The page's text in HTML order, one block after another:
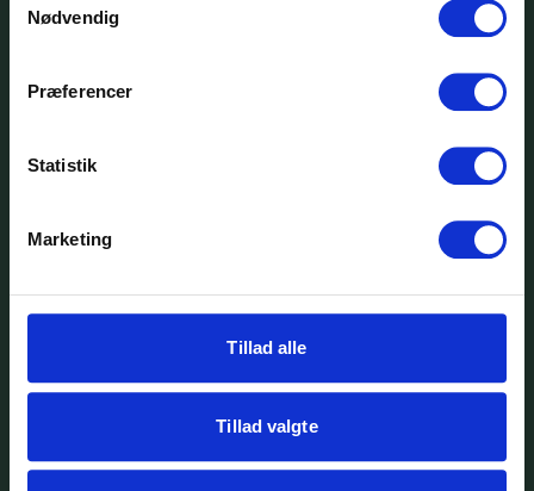
Nødvendig
Præferencer
Statistik
Marketing
Tillad alle
Tillad valgte
SCU
legater til årets dimissioner,
Se nyhed
29